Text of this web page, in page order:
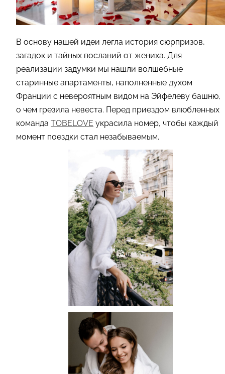
В основу нашей идеи легла история сюрпризов,
загадок и тайных посланий от жениха. Для
реализации задумки мы нашли волшебные
старинные апартаменты, наполненные духом
Франции с невероятным видом на Эйфелеву башню,
о чем грезила невеста. Перед приездом влюбленных
команда TOBELOVE украсила номер, чтобы каждый
момент поездки стал незабываемым.